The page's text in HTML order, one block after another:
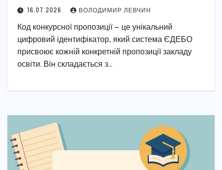
16.07.2026 ВОЛОДИМИР ЛЕВЧИН
Код конкурсної пропозиції — це унікальний
цифровий ідентифікатор, який система ЄДЕБО
присвоює кожній конкретній пропозиції закладу
освіти. Він складається з…